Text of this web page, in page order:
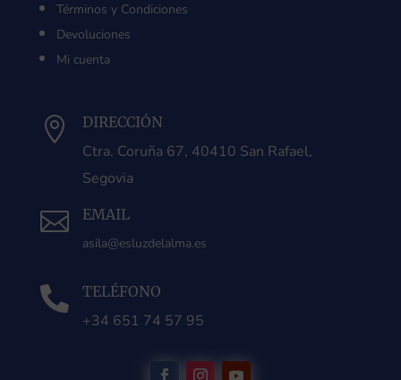
Términos y Condiciones
Devoluciones
Mi cuenta
 DIRECCIÓN
Ctra. Coruña 67, 40410 San Rafael,
Segovia
 EMAIL
asila@esluzdelalma.es
 TELÉFONO
+34 651 74 57 95